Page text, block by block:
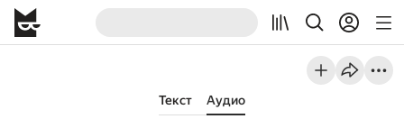
Текст Аудио